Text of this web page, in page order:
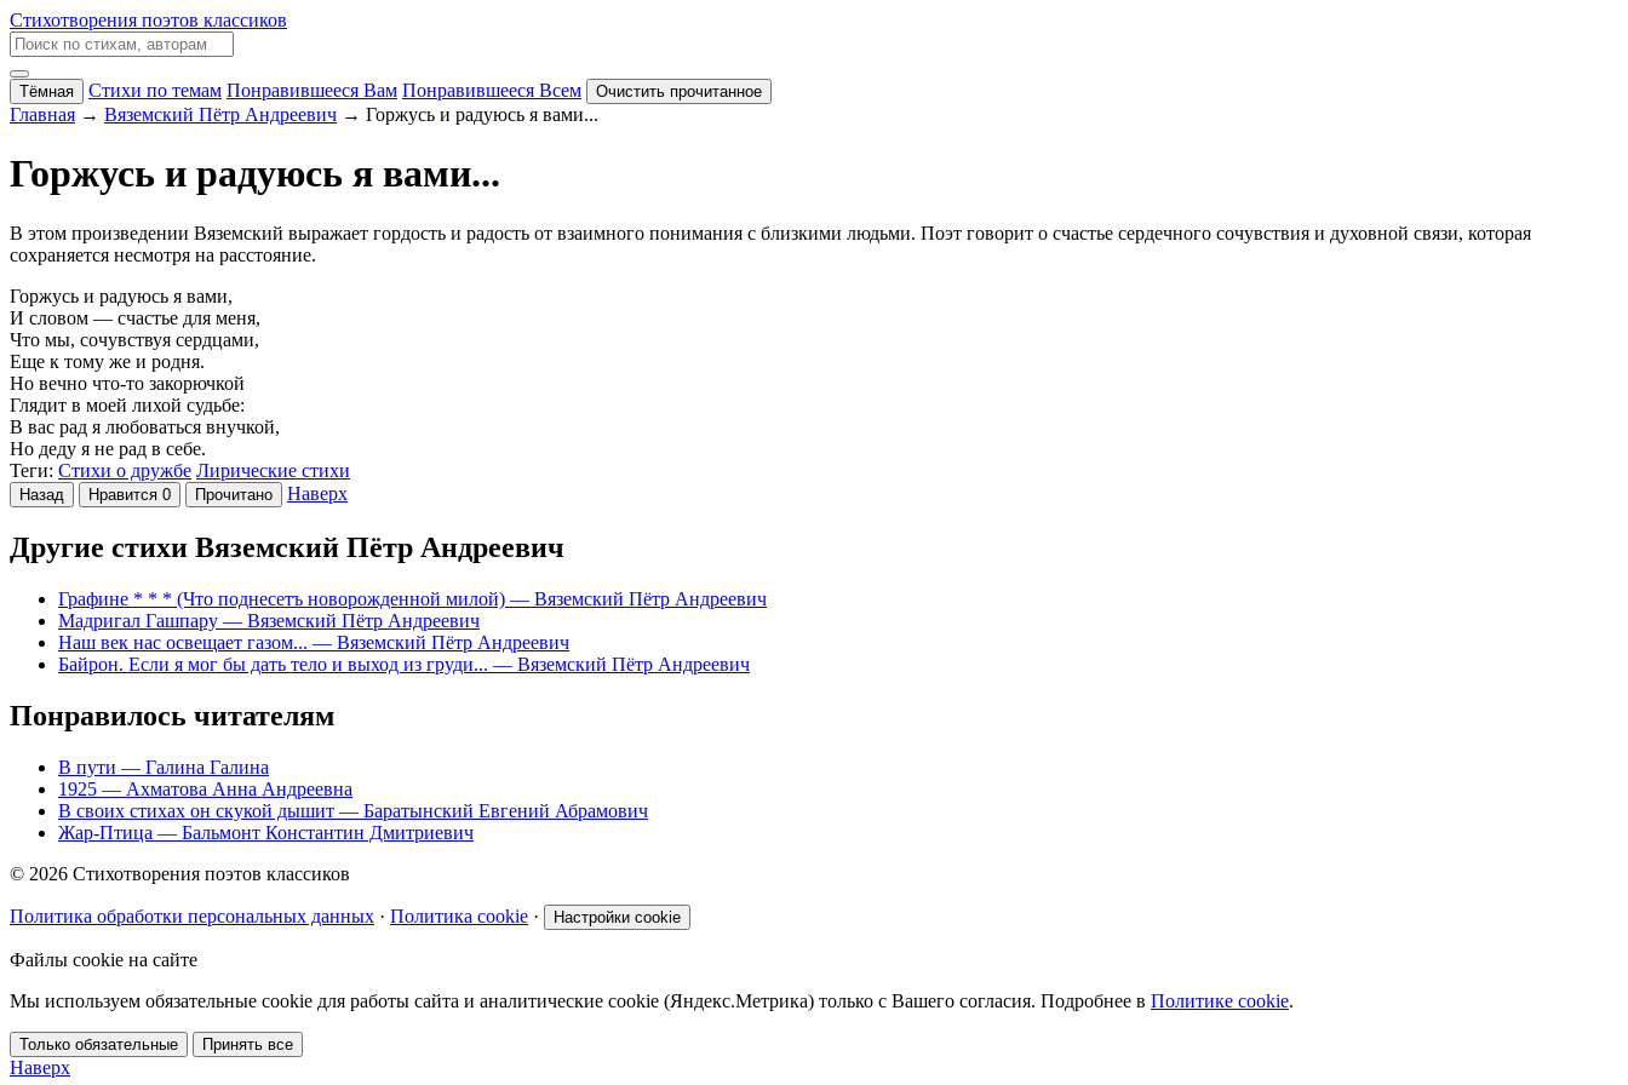
Стихотворения поэтов классиков
Тёмная Стихи по темам Понравившееся Вам Понравившееся Всем Очистить прочитанное
Главная → Вяземский Пётр Андреевич → Горжусь и радуюсь я вами...
Горжусь и радуюсь я вами...
В этом произведении Вяземский выражает гордость и радость от взаимного понимания с близкими людьми. Поэт говорит о счастье сердечного сочувствия и духовной связи, которая
сохраняется несмотря на расстояние.
Горжусь и радуюсь я вами,
И словом — счастье для меня,
Что мы, сочувствуя сердцами,
Еще к тому же и родня.
Но вечно что-то закорючкой
Глядит в моей лихой судьбе:
В вас рад я любоваться внучкой,
Но деду я не рад в себе.
Теги: Стихи о дружбе Лирические стихи
Назад Нравится 0 Прочитано Наверх
Другие стихи Вяземский Пётр Андреевич
Графине * * * (Что поднесетъ новорожденной милой) — Вяземский Пётр Андреевич
Мадригал Гашпару — Вяземский Пётр Андреевич
Наш век нас освещает газом... — Вяземский Пётр Андреевич
Байрон. Если я мог бы дать тело и выход из груди... — Вяземский Пётр Андреевич
Понравилось читателям
В пути — Галина Галина
1925 — Ахматова Анна Андреевна
В своих стихах он скукой дышит — Баратынский Евгений Абрамович
Жар-Птица — Бальмонт Константин Дмитриевич
© 2026 Стихотворения поэтов классиков
Политика обработки персональных данных · Политика cookie · Настройки cookie
Файлы cookie на сайте
Мы используем обязательные cookie для работы сайта и аналитические cookie (Яндекс.Метрика) только с Вашего согласия. Подробнее в Политике cookie.
Только обязательные Принять все
Наверх